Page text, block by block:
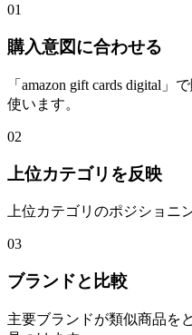
01
購入意図に合わせる
「amazon gift cards digital
使います。
02
上位カテゴリを反映
上位カテゴリのポジショニ
03
ブランドと比較
主要ブランドが類似商品を